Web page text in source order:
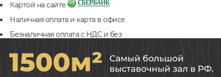
Картой на сайте
Наличная оплата и карта в офисе
Безналичная оплата с НДС и без